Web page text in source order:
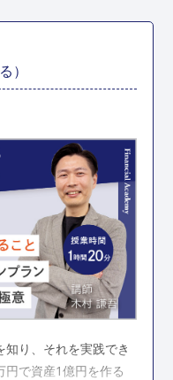
）
知り、それを実践でき
円で資産1億円を作る